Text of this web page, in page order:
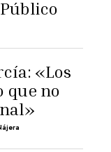
«Los
que no